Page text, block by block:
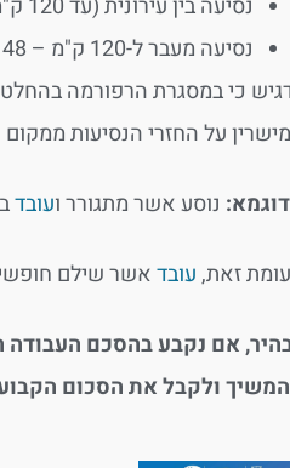
נסיעה מעבר ל-120 ק"מ – 48 ש"ח.
כי במסגרת הרפורמה
על החזרי הנסיעות
נוסע אשר מתגורר ועובד
זאת,עובדאשר שילם חופשי חודשי בסך 292.5 מאזור השרון לאזור
אם נקבע בהסכם
ולקבל את הסכום